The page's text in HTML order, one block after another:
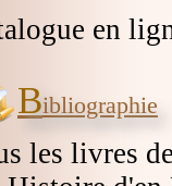
en
Bibliographie
les livres